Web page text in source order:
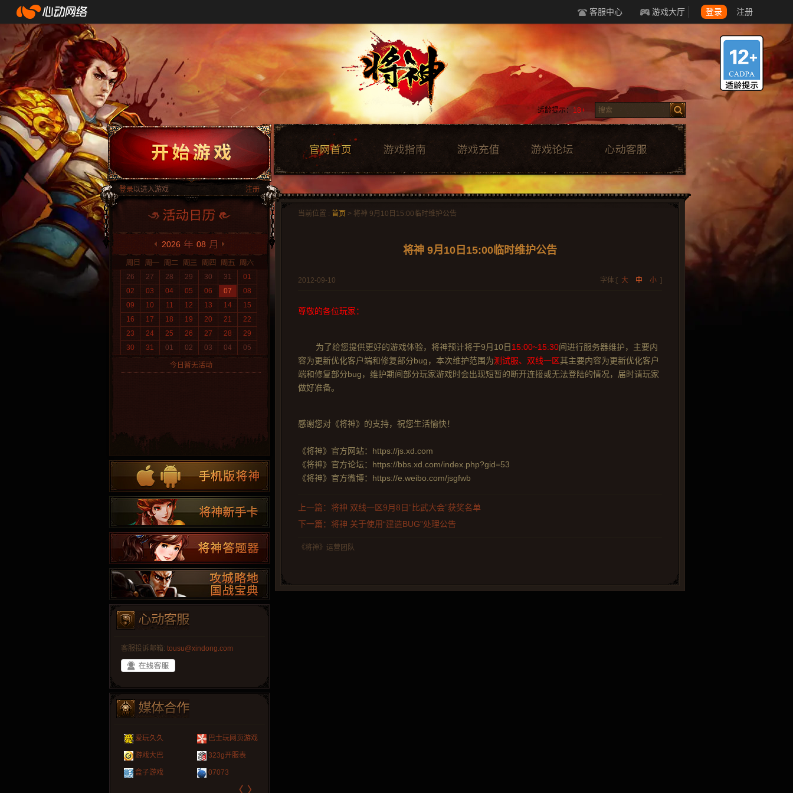
客服中心 游戏大厅 登录 注册
适龄提示： 18+
登录以进入游戏 注册
2026 08
26 27 28 29 30 31
01
02
03 04 05 06 07
08
09
10 11 12 13 14
15
16
17 18 19 20 21
22
23
24 25 26 27 28
29
30
31 01 02 03 04 05
今日暂无活动
客服投诉邮箱: tousu@xindong.com
爱玩久久 巴士玩网页游戏
游戏大巴 323g开服表
盒子游戏 07073
〈 〉
当前位置 : 首页 > 将神 9月10日15:00临时维护公告
将神 9月10日15:00临时维护公告
2012-09-10 字体:[ 大 中 小 ]
尊敬的各位玩家：
为了给您提供更好的游戏体验，将神预计将于9月10日 15:00~15:30间进行服务器维护，主要内
容为更新优化客户端和修复部分bug，本次维护范围为测试服、双线一区其主要内容为更新优化客户
端和修复部分bug，维护期间部分玩家游戏时会出现短暂的断开连接或无法登陆的情况，届时请玩家
做好准备。
感谢您对《将神》的支持，祝您生活愉快！
《将神》官方网站：https://js.xd.com
《将神》官方论坛：https://bbs.xd.com/index.php?gid=53
《将神》官方微博：https://e.weibo.com/jsgfwb
上一篇：将神 双线一区9月8日“比武大会”获奖名单
下一篇：将神 关于使用“建造BUG”处理公告
《将神》运营团队